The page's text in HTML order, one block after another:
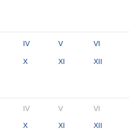
IV V VI
X XI XII
IV V VI
X XI XII